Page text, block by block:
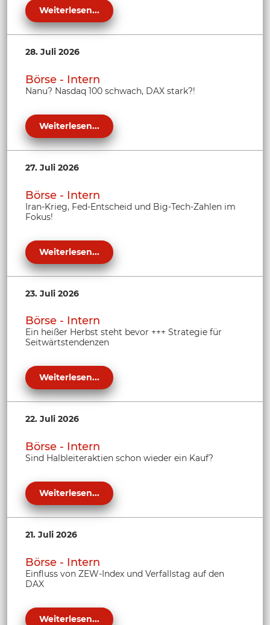
Weiterlesen...
28. Juli 2026
Börse - Intern
Nanu? Nasdaq 100 schwach, DAX stark?!
Weiterlesen...
27. Juli 2026
Börse - Intern
Iran-Krieg, Fed-Entscheid und Big-Tech-Zahlen im
Fokus!
Weiterlesen...
23. Juli 2026
Börse - Intern
Ein heißer Herbst steht bevor +++ Strategie für
Seitwärtstendenzen
Weiterlesen...
22. Juli 2026
Börse - Intern
Sind Halbleiteraktien schon wieder ein Kauf?
Weiterlesen...
21. Juli 2026
Börse - Intern
Einfluss von ZEW-Index und Verfallstag auf den
DAX
Weiterlesen...